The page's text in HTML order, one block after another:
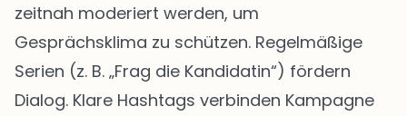
zeitnah moderiert werden, um
Gesprächsklima zu schützen. Regelmäßige
Serien (z. B. „Frag die Kandidatin“) fördern
Dialog. Klare Hashtags verbinden Kampagne